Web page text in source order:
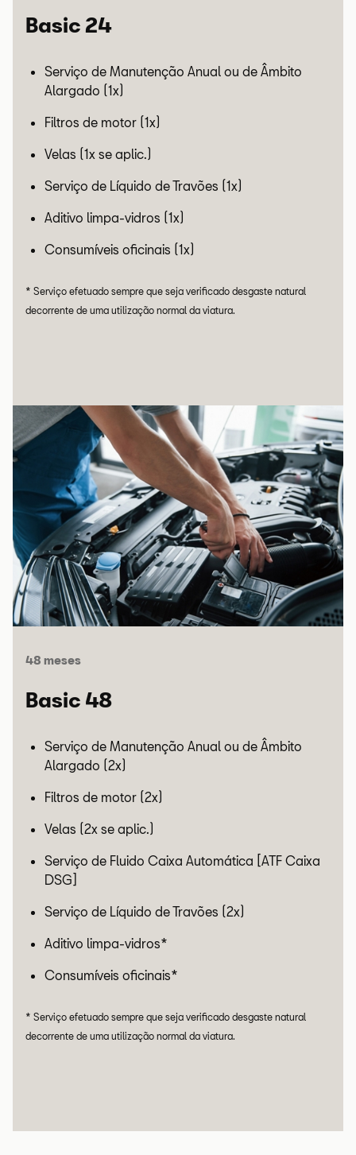
Basic 24
Serviço de Manutenção Anual ou de Âmbito
Alargado (1x)
Filtros de motor (1x)
Velas (1x se aplic.)
Serviço de Líquido de Travões (1x)
Aditivo limpa-vidros (1x)
Consumíveis oficinais (1x)
* Serviço efetuado sempre que seja verificado desgaste natural
decorrente de uma utilização normal da viatura.
48 meses
Basic 48
Serviço de Manutenção Anual ou de Âmbito
Alargado (2x)
Filtros de motor (2x)
Velas (2x se aplic.)
Serviço de Fluido Caixa Automática [ATF Caixa
DSG]
Serviço de Líquido de Travões (2x)
Aditivo limpa-vidros*
Consumíveis oficinais*
* Serviço efetuado sempre que seja verificado desgaste natural
decorrente de uma utilização normal da viatura.